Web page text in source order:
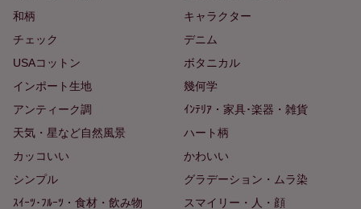
和柄
キャラクター
チェック
デニム
USAコットン
ボタニカル
インポート生地
幾何学
アンティーク調
ｲﾝﾃﾘｱ・家具･楽器・雑貨
天気・星など自然風景
ハート柄
カッコいい
かわいい
シンプル
グラデーション・ムラ染
ｽｲｰﾂ･ﾌﾙｰﾂ・食材・飲み物
スマイリー・人・顔